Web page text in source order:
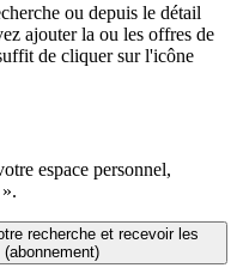
ou depuis le détail
ajouter la ou les offres de
de cliquer sur l'icône
espace personnel,
recherche et recevoir les